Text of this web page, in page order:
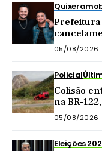
Prefeitura
Kauan
05/08/2026
Policial
Colisão
na BR-
05/08/2026
Eleições